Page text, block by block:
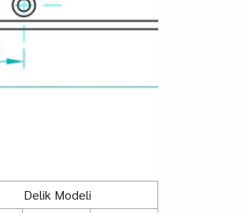
Delik Modeli